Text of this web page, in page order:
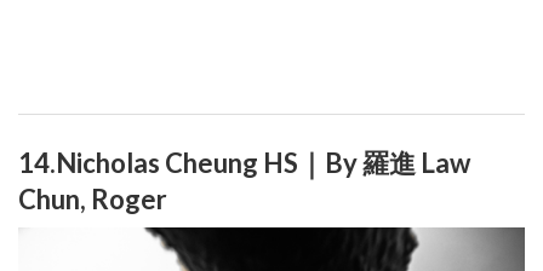
14.Nicholas Cheung HS｜By 羅進 Law
Chun, Roger